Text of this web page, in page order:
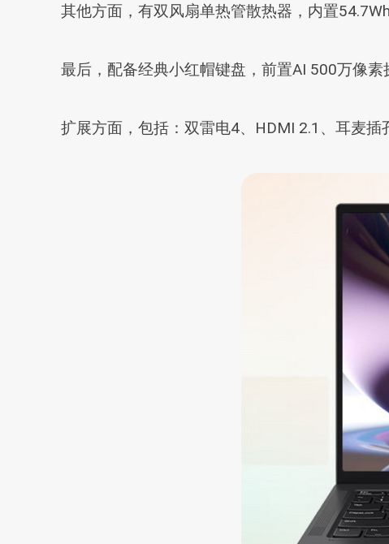
其他方面，有双风扇单热管散热器，内置
最后，配备经典小红帽键盘，前置AI 500万像
扩展方面，包括：双雷电4、HDMI 2.1、耳麦插